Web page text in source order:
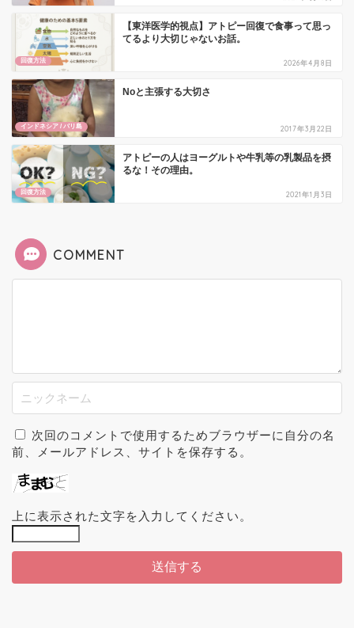
回復方法
【東洋医学的視点】アトピー回復で食事って思っ
てるより大切じゃないお話。
2026年4月8日
インドネシア / バリ島
Noと主張する大切さ
2017年3月22日
回復方法
アトピーの人はヨーグルトや牛乳等の乳製品を摂
るな！その理由。
2021年1月3日
COMMENT
次回のコメントで使用するためブラウザーに自分の名
前、メールアドレス、サイトを保存する。
上に表示された文字を入力してください。